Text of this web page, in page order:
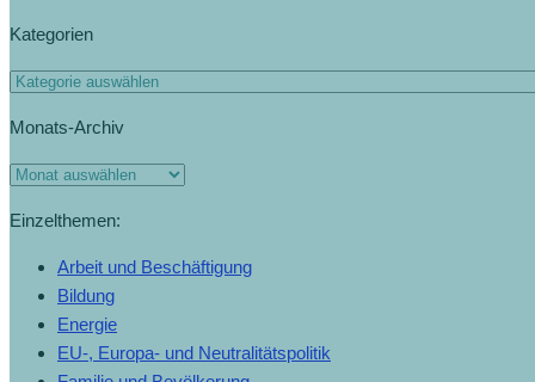
Kategorien
Monats-Archiv
Einzelthemen:
Arbeit und Beschäftigung
Bildung
Energie
EU-, Europa- und Neutralitätspolitik